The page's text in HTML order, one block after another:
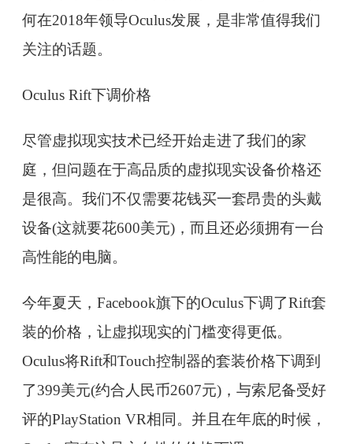
何在2018年领导Oculus发展，是非常值得我们
关注的话题。
Oculus Rift下调价格
尽管虚拟现实技术已经开始走进了我们的家
庭，但问题在于高品质的虚拟现实设备价格还
是很高。我们不仅需要花钱买一套昂贵的头戴
设备(这就要花600美元)，而且还必须拥有一台
高性能的电脑。
今年夏天，Facebook旗下的Oculus下调了Rift套
装的价格，让虚拟现实的门槛变得更低。
Oculus将Rift和Touch控制器的套装价格下调到
了399美元(约合人民币2607元)，与索尼备受好
评的PlayStation VR相同。并且在年底的时候，